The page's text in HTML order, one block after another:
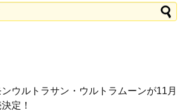
ウルトラサン・ウルトラムーンが11月
定！